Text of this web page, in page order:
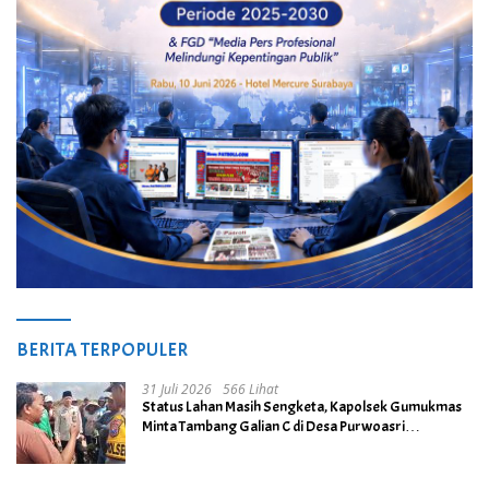
BERITA TERPOPULER
31 Juli 2026 566 Lihat
Status Lahan Masih Sengketa, Kapolsek Gumukmas
Minta Tambang Galian C di Desa Purwoasri